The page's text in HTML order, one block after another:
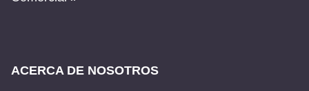
ACERCA DE NOSOTROS